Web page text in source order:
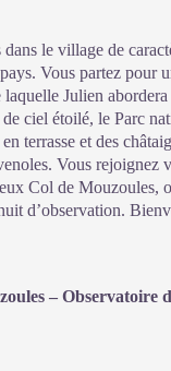
le village de
Vous partez pour
Julien
ciel étoilé, le Parc
terrasse et des
Vous rejoignez
Col de Mouzoules,
d’observation.
– Observatoire